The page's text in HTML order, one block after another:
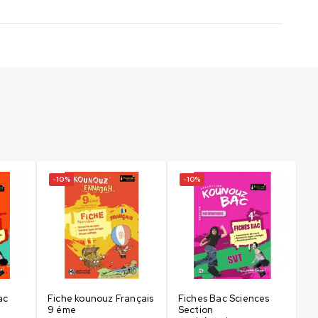
-10%
Fiche kounouz Français
9 éme
-10%
Fiches Bac Sciences
Section